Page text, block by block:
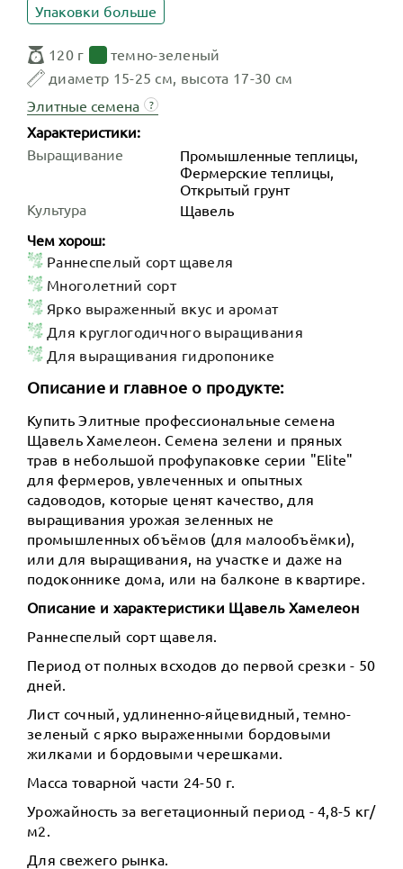
Упаковки больше
120 г
темно-зеленый
диаметр 15-25 см, высота 17-30 см
Элитные семена
?
Характеристики:
Выращивание
Промышленные теплицы,
Фермерские теплицы,
Открытый грунт
Культура
Щавель
Чем хорош:
Раннеспелый сорт щавеля
Многолетний сорт
Ярко выраженный вкус и аромат
Для круглогодичного выращивания
Для выращивания гидропонике
Описание и главное о продукте:
Купить Элитные профессиональные семена
Щавель Хамелеон. Семена зелени и пряных
трав в небольшой профупаковке серии "Elite"
для фермеров, увлеченных и опытных
садоводов, которые ценят качество, для
выращивания урожая зеленных не
промышленных объёмов (для малообъёмки),
или для выращивания, на участке и даже на
подоконнике дома, или на балконе в квартире.
Описание и характеристики Щавель Хамелеон
Раннеспелый сорт щавеля.
Период от полных всходов до первой срезки - 50
дней.
Лист сочный, удлиненно-яйцевидный, темно-
зеленый с ярко выраженными бордовыми
жилками и бордовыми черешками.
Масса товарной части 24-50 г.
Урожайность за вегетационный период - 4,8-5 кг/
м2.
Для свежего рынка.